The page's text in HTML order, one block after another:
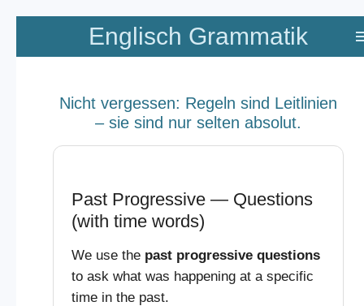
Zum
springen
Englisch Grammatik
Nicht vergessen: Regeln sind Leitlinien
– sie sind nur selten absolut.
Past Progressive — Questions
(with time words)
We use the past progressive questions
to ask what was happening at a specific
time in the past.